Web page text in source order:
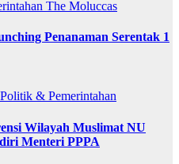
The Moluccas
Penanaman Serentak 1
Politik & Pemerintahan
Wilayah Muslimat NU
Menteri PPPA